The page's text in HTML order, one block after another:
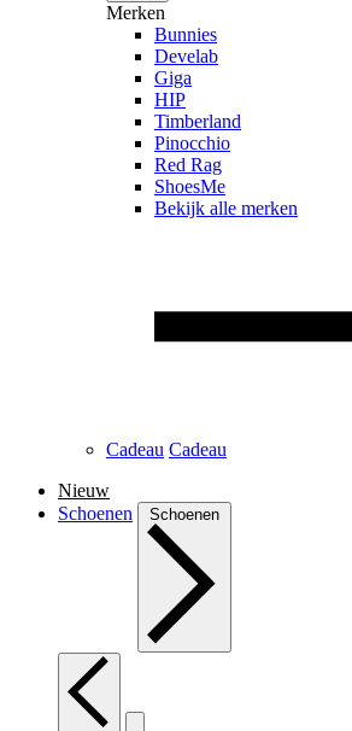
Merken
Bunnies
Develab
Giga
HIP
Timberland
Pinocchio
Red Rag
ShoesMe
Bekijk alle merken
Cadeau Cadeau
Nieuw
Schoenen
Schoenen